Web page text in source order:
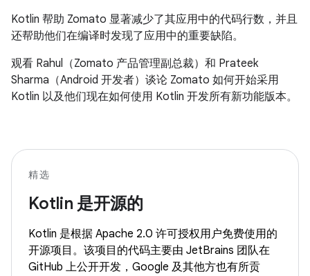
Kotlin 帮助 Zomato 显著减少了其应用中的代码行数，并且
还帮助他们在编译时发现了应用中的重要缺陷。
观看 Rahul（Zomato 产品管理副总裁）和 Prateek
Sharma（Android 开发者）谈论 Zomato 如何开始采用
Kotlin 以及他们现在如何使用 Kotlin 开发所有新功能版本。
精选
Kotlin 是开源的
Kotlin 是根据 Apache 2.0 许可授权用户免费使用的
开源项目。该项目的代码主要由 JetBrains 团队在
GitHub 上公开开发，Google 及其他方也有所贡